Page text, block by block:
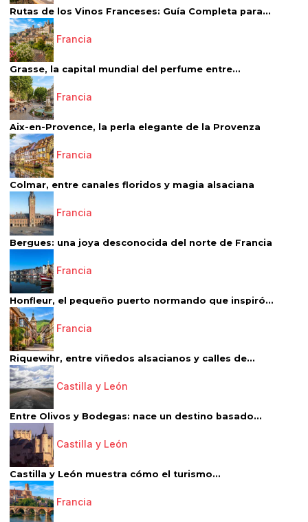
Rutas de los Vinos Franceses: Guía Completa para...
Francia
Grasse, la capital mundial del perfume entre...
Francia
Aix-en-Provence, la perla elegante de la Provenza
Francia
Colmar, entre canales floridos y magia alsaciana
Francia
Bergues: una joya desconocida del norte de Francia
Francia
Honfleur, el pequeño puerto normando que inspiró...
Francia
Riquewihr, entre viñedos alsacianos y calles de...
Castilla y León
Entre Olivos y Bodegas: nace un destino basado...
Castilla y León
Castilla y León muestra cómo el turismo...
Francia